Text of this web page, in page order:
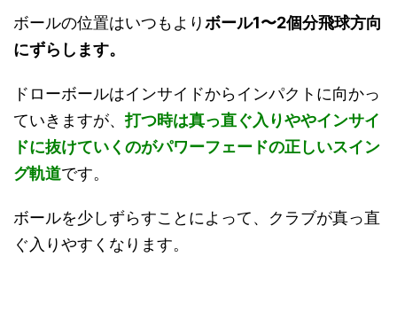
ボールの位置はいつもよりボール1〜2個分飛球方向
にずらします。
ドローボールはインサイドからインパクトに向かっ
ていきますが、打つ時は真っ直ぐ入りややインサイ
ドに抜けていくのがパワーフェードの正しいスイン
グ軌道です。
ボールを少しずらすことによって、クラブが真っ直
ぐ入りやすくなります。